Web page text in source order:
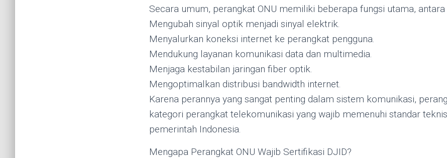
Secara umum, perangkat ONU memiliki beberapa fungsi utama, antara
Mengubah sinyal optik menjadi sinyal elektrik.
Menyalurkan koneksi internet ke perangkat pengguna.
Mendukung layanan komunikasi data dan multimedia.
Menjaga kestabilan jaringan fiber optik.
Mengoptimalkan distribusi bandwidth internet.
Karena perannya yang sangat penting dalam sistem komunikasi,
kategori perangkat telekomunikasi yang wajib memenuhi standar
pemerintah Indonesia.
Mengapa Perangkat ONU Wajib Sertifikasi DJID?